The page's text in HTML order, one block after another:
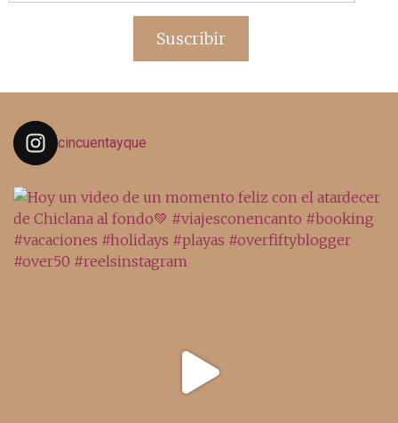
de
Suscribir
cincuentayque